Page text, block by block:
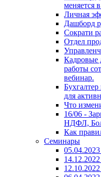
меняется
Личная
Дашборд
Сократи
Отдел
Кадровые
работы
вебинар.
для
Что
16/06 -
НДФЛ,
Как
Семинары